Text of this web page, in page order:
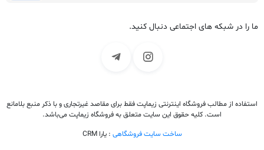
ما را در شبکه های اجتماعی دنبال کنید.
استفاده از مطالب فروشگاه اینترنتی زیماپت فقط برای مقاصد غیرتجاری و با ذکر منبع بلامانع
است. کلیه حقوق این سایت متعلق به فروشگاه زیماپت می‌باشد.
ساخت سایت فروشگاهی : یارا CRM